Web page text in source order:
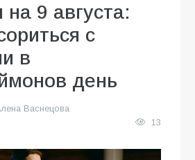
9 августа:
с
в
день
Васнецова
13